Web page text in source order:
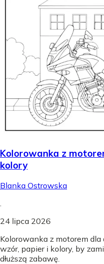
Kolorowanka z
kolory
Blanka Ostrowska
24 lipca 2026
Kolorowanka z motorem
wzór, papier i kolory, by
dłuższą zabawę.